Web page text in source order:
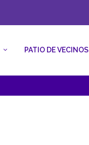
PATIO DE VECINOS